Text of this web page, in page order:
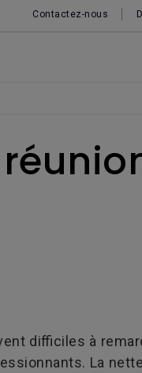
Contactez-nous
difficiles à
La